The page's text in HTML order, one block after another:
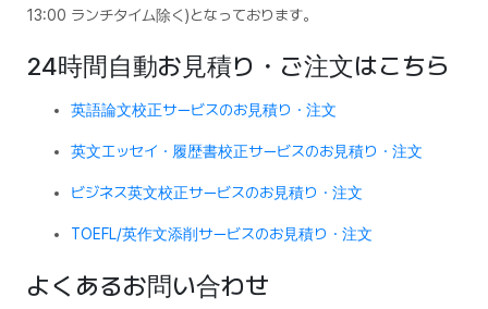
13:00 ランチタイム除く)となっております。
24時間自動お見積り・ご注文はこちら
英語論文校正サービスのお見積り・注文
英文エッセイ・履歴書校正サービスのお見積り・注文
ビジネス英文校正サービスのお見積り・注文
TOEFL/英作文添削サービスのお見積り・注文
よくあるお問い合わせ